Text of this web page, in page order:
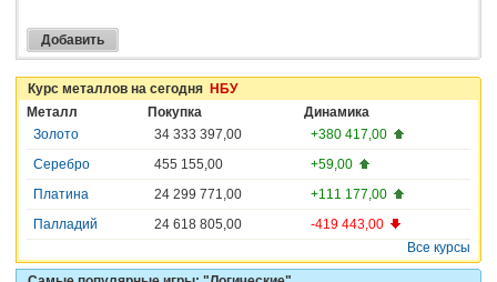
Курс металлов на сегодня НБУ
Металл
Покупка
Динамика
Золото
34 333 397,00
+380 417,00
Серебро
455 155,00
+59,00
Платина
24 299 771,00
+111 177,00
Палладий
24 618 805,00
-419 443,00
Все курсы